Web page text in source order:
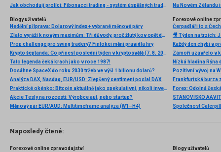
Jak obchodují profíci: Fibonacci trading - systém úspěšných traderů Na Novém Zélandu
Blogy uživatelů
Nedělní příprava: Dolarový index + vybrané měnové páry
Zlato vyráží k novým maximům: Tři důvody, proč žlutý kov opět dominuje
Prop challenge pro swing tradery? Fintokei mění pravidla hry
Krypto šeptanda: Co přinesl poslední týden v kryptosvětě (7. 8. 2026)
Tato legenda čeká krach jako v roce 1987!
Dosáhne SpaceX do roku 2030 tržeb ve výši 1 bilionu dolarů?
Analýza DAX, Nasdaq, EUR/USD: Zlepšený sentiment poslal DAX na nová maxima
Praktické okénko: Bitcoin aktuálně jako spekulativní, nikoli investiční aktivum
Akcie Tesly na rozcestí: Výrobce aut, nebo startup?
Měnový pár EUR/AUD: Multitimeframe analýza (W1–H4)
Forexové online
Nízká hladina
Pozitivní vývoj na
Frankfurtská burza
Naposledy čtené:
Forexové online zpravodajství
Blogy uživatelů